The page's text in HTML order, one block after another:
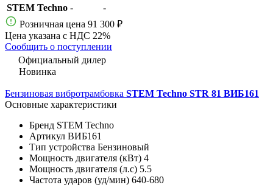
STEM Techno -
-
Розничная цена 91 300 ₽
Цена указана с НДС 22%
Сообщить о поступлении
Официальный дилер
Новинка
Бензиновая вибротрамбовка STEM Techno STR 81 ВИБ161
Основные характеристики
Бренд STEM Techno
Артикул ВИБ161
Тип устройства Бензиновый
Мощность двигателя (кВт) 4
Мощность двигателя (л.с) 5.5
Частота ударов (уд/мин) 640-680